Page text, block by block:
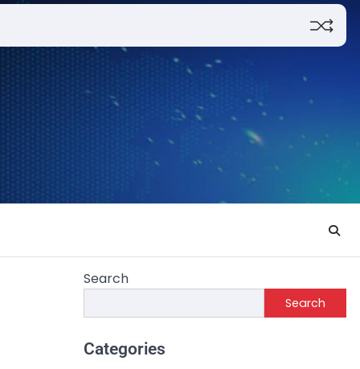
Search
Search
Categories